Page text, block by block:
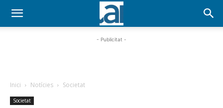
- Publicitat -
Inici Notícies Societat
Societat